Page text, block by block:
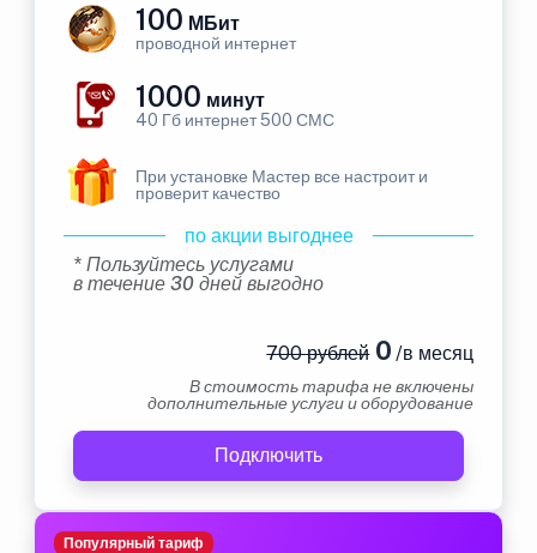
100 МБит
проводной интернет
1000 минут
40 Гб интернет 500 СМС
При установке Мастер все настроит и
проверит качество
по акции выгоднее
* Пользуйтесь услугами
в течение 30 дней выгодно
700 рублей0 /в месяц
В стоимость тарифа не включены
дополнительные услуги и оборудование
Подключить
Популярный тариф